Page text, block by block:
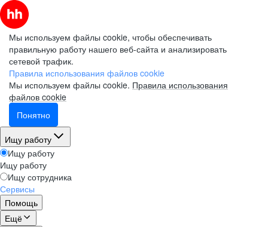
Мы используем файлы cookie, чтобы обеспечивать
правильную работу нашего веб-сайта и анализировать
сетевой трафик.
Правила использования файлов cookie
Мы используем файлы cookie. Правила использования
файлов cookie
Понятно
Ищу работу
Ищу работу
Ищу работу
Ищу сотрудника
Сервисы
Помощь
Ещё